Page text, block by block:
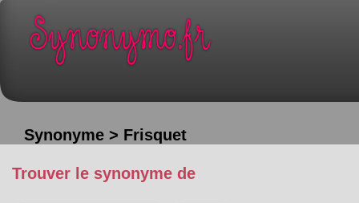
Synonyme > Frisquet
Trouver le synonyme de